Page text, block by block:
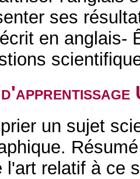
ses
en anglais-
un sujet
l'art relatif à ce